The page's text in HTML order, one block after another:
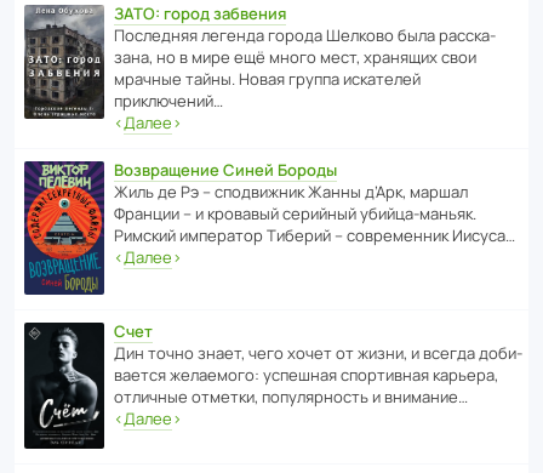
ЗАТО: город забвения
После­дняя легенда города Шелково была расска­
зана, но в мире ещё много мест, хранящих свои
мрачные тайны. Новая группа иска­телей
приключений…
‹Далее›
Возвращение Синей Бороды
Жиль де Рэ – спод­ви­жник Жанны д’Арк, маршал
Франции – и кровавый серийный убийца-маньяк.
Римский импе­ратор Тиберий – совре­менник Иисуса…
‹Далее›
Счет
Дин точно знает, чего хочет от жизни, и всегда доби­
ва­ется жела­е­мого: успе­шная спор­ти­вная карьера,
отли­чные отметки, попу­ля­р­ность и внимание…
‹Далее›